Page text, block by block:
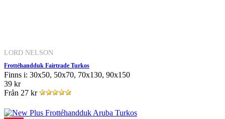
LORD NELSON
Frottéhandduk Fairtrade Turkos
Finns i: 30x50, 50x70, 70x130, 90x150
39 kr
Från 27 kr